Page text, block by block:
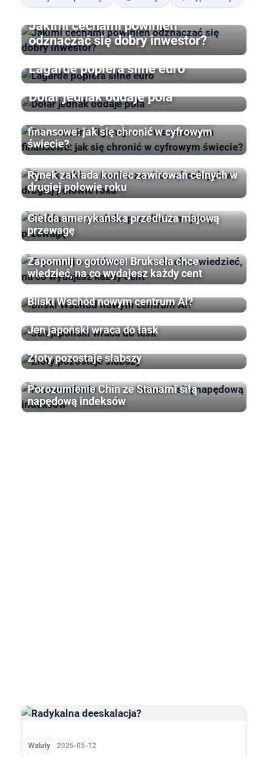
Jakimi cechami powinien
odznaczać się dobry inwestor?
Lagarde popiera silne euro
Dolar jednak oddaje pola
finansowe: jak się chronić w cyfrowym
świecie?
Rynek zakłada koniec zawirowań celnych w
drugiej połowie roku
Giełda amerykańska przedłuża majową
przewagę
Zapomnij o gotówce! Bruksela chce
wiedzieć, na co wydajesz każdy cent
Bliski Wschód nowym centrum AI?
Jen japoński wraca do łask
Złoty pozostaje słabszy
Porozumienie Chin ze Stanami siłą
napędową indeksów
Waluty 2025-05-12